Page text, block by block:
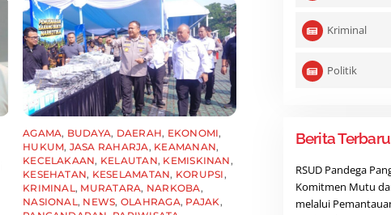
AGAMA, BUDAYA, DAERAH, EKONOMI,
HUKUM, JASA RAHARJA, KEAMANAN,
KECELAKAAN, KELAUTAN, KEMISKINAN ,
KESEHATAN, KESELAMATAN, KORUPSI ,
KRIMINAL , MURATARA, NARKOBA,
NASIONAL , NEWS, OLAHRAGA, PAJAK ,
Kriminal
Politik
Berita Terbaru
RSUD Pandega
Komitmen Mutu
melalui